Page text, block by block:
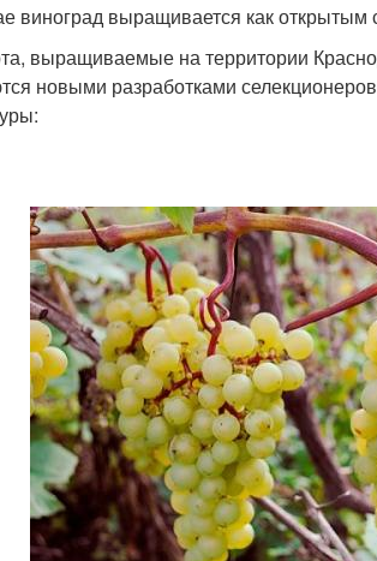
виноград выращивается как
выращиваемые на территории
новыми разработками